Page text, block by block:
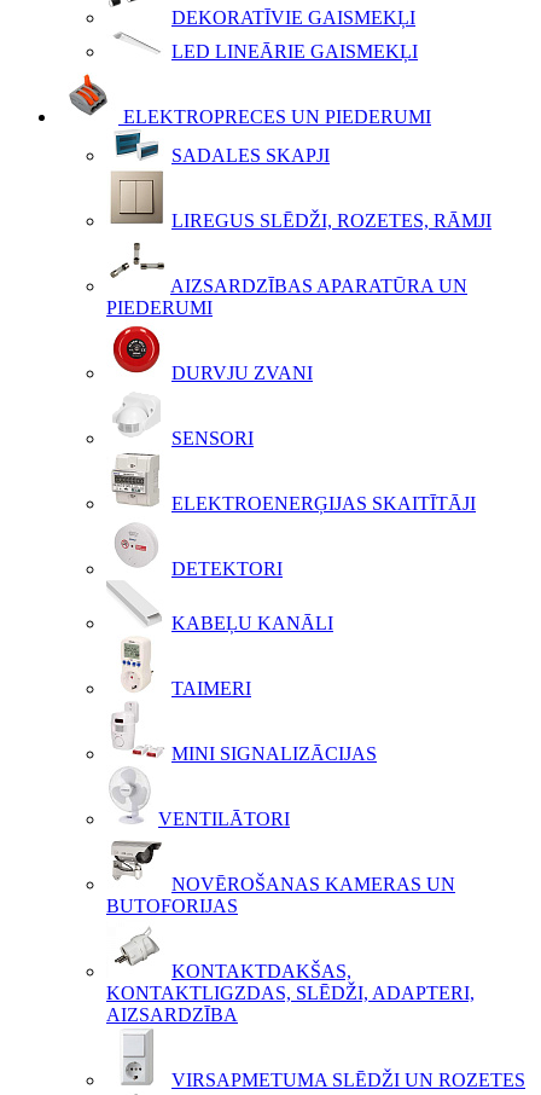
DEKORATĪVIE GAISMEKĻI
LED LINEĀRIE GAISMEKĻI
ELEKTROPRECES UN PIEDERUMI
SADALES SKAPJI
LIREGUS SLĒDŽI, ROZETES, RĀMJI
AIZSARDZĪBAS APARATŪRA UN
PIEDERUMI
DURVJU ZVANI
SENSORI
ELEKTROENERĢIJAS SKAITĪTĀJI
DETEKTORI
KABEĻU KANĀLI
TAIMERI
MINI SIGNALIZĀCIJAS
VENTILĀTORI
NOVĒROŠANAS KAMERAS UN
BUTOFORIJAS
KONTAKTDAKŠAS,
KONTAKTLIGZDAS, SLĒDŽI, ADAPTERI,
AIZSARDZĪBA
VIRSAPMETUMA SLĒDŽI UN ROZETES